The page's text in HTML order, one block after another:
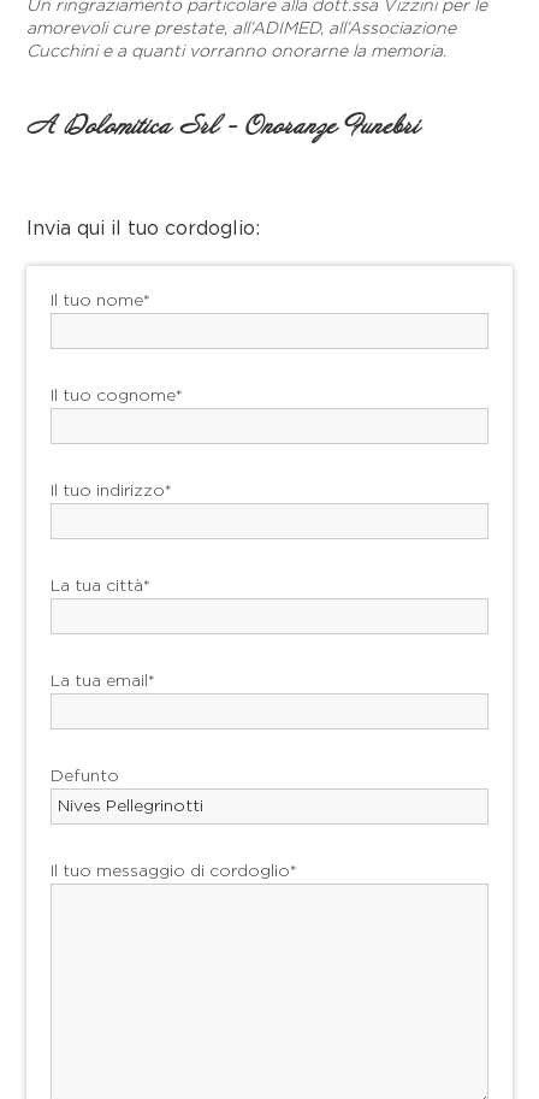
Un ringraziamento particolare alla dott.ssa Vizzini per le
amorevoli cure prestate, all’ADIMED, all’Associazione
Cucchini e a quanti vorranno onorarne la memoria.
A Dolomitica Srl - Onoranze Funebri
Invia qui il tuo cordoglio:
Il tuo nome*
Il tuo cognome*
Il tuo indirizzo*
La tua città*
La tua email*
Defunto
Il tuo messaggio di cordoglio*